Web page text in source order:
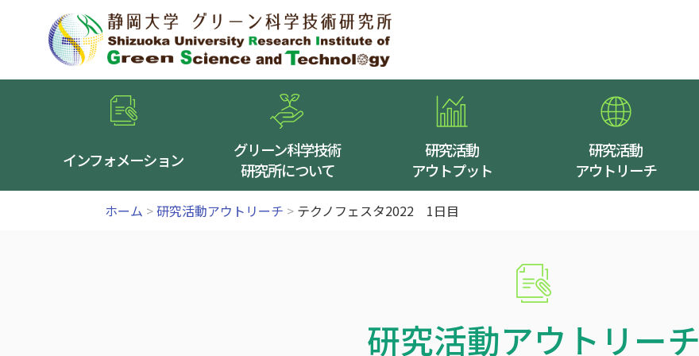
インフォメーション
グリーン科学技術
研究所について
研究活動
アウトプット
研究活動
アウトリーチ
ホーム >研究活動アウトリーチ > テクノフェスタ2022 1日目
研究活動アウトリーチ